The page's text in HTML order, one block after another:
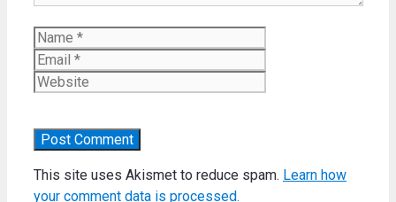
Name
This site uses Akismet to reduce spam. Learn how
your comment data is processed.